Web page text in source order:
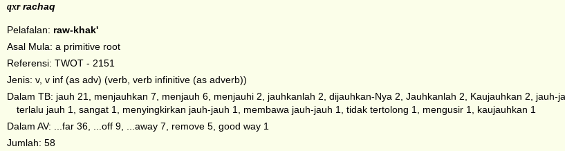
qxrrachaq
Pelafalan: raw-khak'
Asal Mula: a primitive root
Referensi: TWOT - 2151
Jenis: v, v inf (as adv) (verb, verb infinitive (as adverb))
Dalam TB: jauh 21, menjauhkan 7, menjauh 6, menjauhi 2, jauhkanlah 2, dijauhkan-Nya 2, Jauhkanlah 2, Kaujauhkan 2,
terlalu jauh 1, sangat 1, menyingkirkan jauh-jauh 1, membawa jauh-jauh 1, tidak tertolong 1, mengusir 1, kaujauhkan 1
Dalam AV: ...far 36, ...off 9, ...away 7, remove 5, good way 1
Jumlah: 58